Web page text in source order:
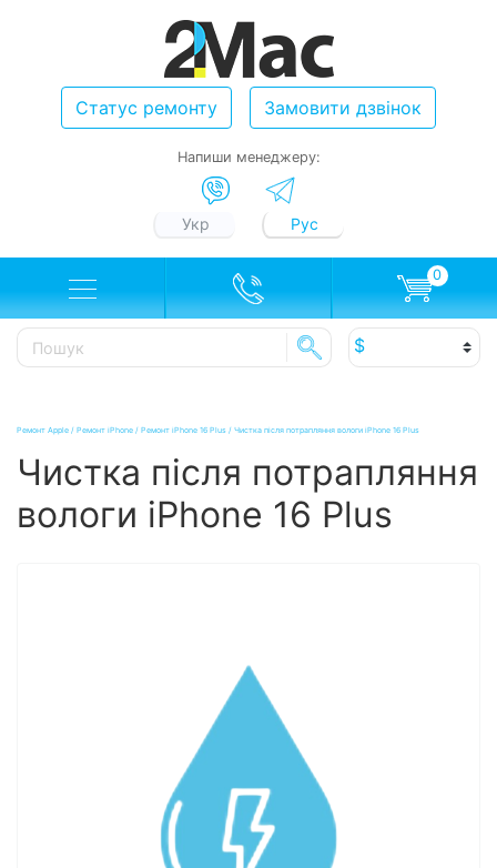
Статус ремонту Замовити дзвінок
Напиши менеджеру:
Укр Рус
0
Ремонт Apple / Ремонт iPhone / Ремонт iPhone 16 Plus / Чистка після потрапляння вологи iPhone 16 Plus
Чистка після потрапляння
вологи iPhone 16 Plus